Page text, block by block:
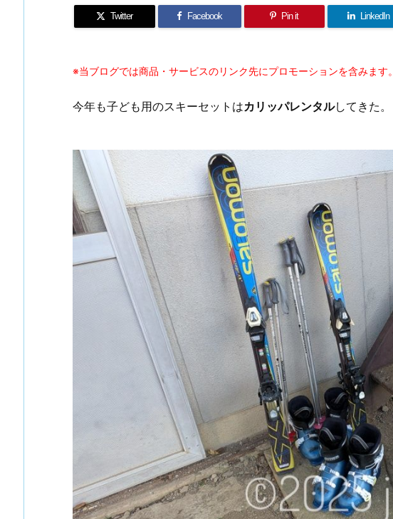
Twitter Facebook Pin it LinkedIn
※当ブログでは商品・サービスのリンク先にプロモーションを含みます。
今年も子ども用のスキーセットはカリッパレンタルしてきた。